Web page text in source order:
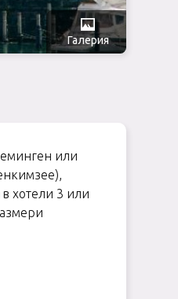
Галерия
или
хотели 3 или